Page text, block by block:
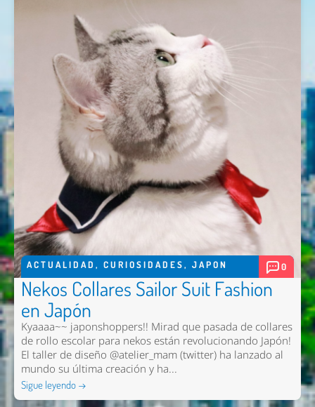
ACTUALIDAD , CURIOSIDADES, JAPON 0
Nekos Collares Sailor Suit Fashion
en Japón
Kyaaaa~~ japonshoppers!! Mirad que pasada de collares
de rollo escolar para nekos están revolucionando Japón!
El taller de diseño @atelier_mam (twitter) ha lanzado al
mundo su última creación y ha...
Sigue leyendo →